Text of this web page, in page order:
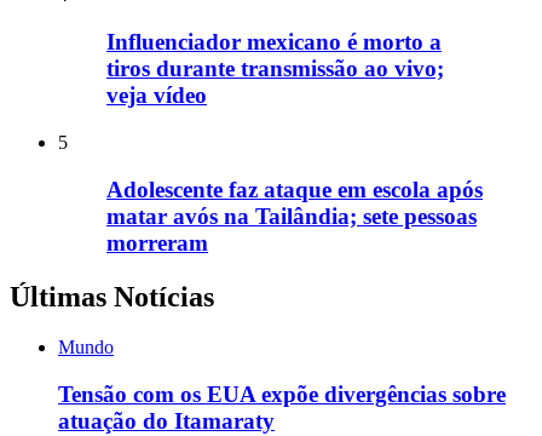
Influenciador mexicano é morto a
tiros durante transmissão ao vivo;
veja vídeo
5
Adolescente faz ataque em escola após
matar avós na Tailândia; sete pessoas
morreram
Últimas Notícias
Mundo
Tensão com os EUA expõe divergências sobre
atuação do Itamaraty